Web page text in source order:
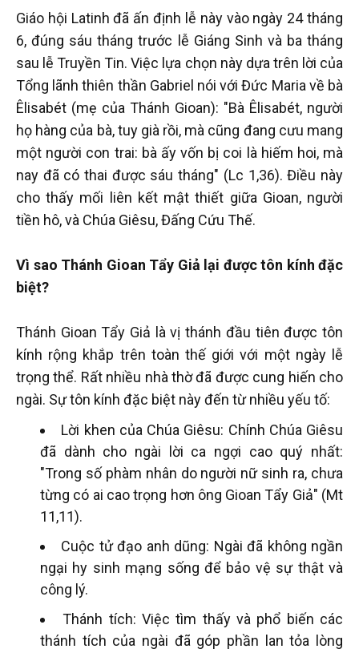
Giáo hội Latinh đã ấn định lễ này vào ngày 24 tháng
6, đúng sáu tháng trước lễ Giáng Sinh và ba tháng
sau lễ Truyền Tin. Việc lựa chọn này dựa trên lời của
Tổng lãnh thiên thần Gabriel nói với Đức Maria về bà
Êlisabét (mẹ của Thánh Gioan): "Bà Êlisabét, người
họ hàng của bà, tuy già rồi, mà cũng đang cưu mang
một người con trai: bà ấy vốn bị coi là hiếm hoi, mà
nay đã có thai được sáu tháng" (Lc 1,36). Điều này
cho thấy mối liên kết mật thiết giữa Gioan, người
tiền hô, và Chúa Giêsu, Đấng Cứu Thế.
Vì sao Thánh Gioan Tẩy Giả lại được tôn kính đặc
biệt?
Thánh Gioan Tẩy Giả là vị thánh đầu tiên được tôn
kính rộng khắp trên toàn thế giới với một ngày lễ
trọng thể. Rất nhiều nhà thờ đã được cung hiến cho
ngài. Sự tôn kính đặc biệt này đến từ nhiều yếu tố:
Lời khen của Chúa Giêsu: Chính Chúa Giêsu
đã dành cho ngài lời ca ngợi cao quý nhất:
"Trong số phàm nhân do người nữ sinh ra, chưa
từng có ai cao trọng hơn ông Gioan Tẩy Giả" (Mt
11,11).
Cuộc tử đạo anh dũng: Ngài đã không ngần
ngại hy sinh mạng sống để bảo vệ sự thật và
công lý.
Thánh tích: Việc tìm thấy và phổ biến các
thánh tích của ngài đã góp phần lan tỏa lòng